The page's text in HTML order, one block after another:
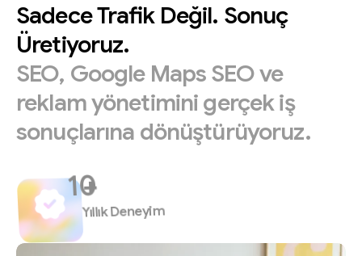
SadeceTrafik Değil. Sonuç
Üretiyoruz.
SEO, Google MapsSEOve
reklamyönetiminigerçekiş
sonuçlarına dönüştürüyoruz.
+
Yıllık Deneyim